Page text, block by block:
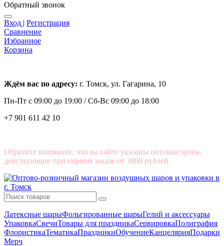
Обратный звонок
Вход | Регистрация
Сравнение
Избранное
Корзина
Ждём вас по адресу: г. Томск, ул. Гагарина, 10
Пн-Пт с 09:00 до 19:00 /Сб-Вс 09:00 до 18:00
+7 901 611 42 10
Обратите внимание, что на сайте указаны оптовые цены,
действующие при первом заказе от 3000 рублей.
Латексные шарыФольгированные шарыГелий и аксессуары
УпаковкаСвечиТовары для праздникаСервировкаПолиграфия
ФлористикаТематикаПраздникиОбучениеКанцелярияПодарки
Мерч